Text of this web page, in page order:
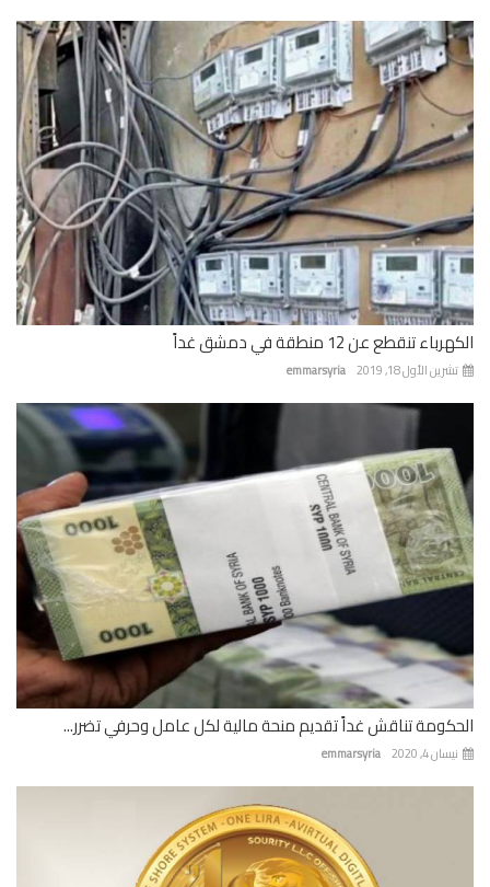
تنقطع عن 12 منطقة في دمشق غداً
emmarsyria الأول 18, 2019
تناقش غداً تقديم منحة مالية لكل عامل وحرفي تضرر...
emmarsyria 4, 2020